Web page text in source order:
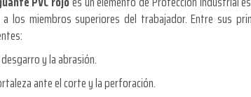
los miembros superiores del trabajador. Entre sus
y la abrasión.
ante el corte y la perforación.